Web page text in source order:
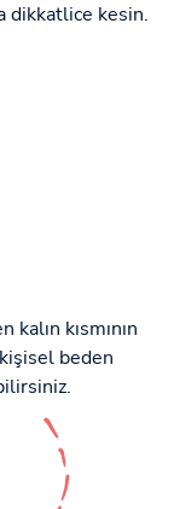
dikkatlice kesin.
kısmının
beden